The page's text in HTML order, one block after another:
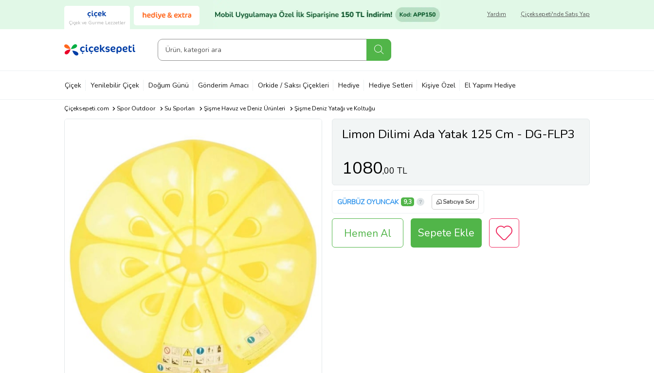
Çiçek ve Gurme Lezzetler
Çiçeksepeti'nde Satış Yap
Yardım
Çiçek Yenilebilir Çiçek Doğum Günü Gönderim Amacı Orkide / Saksı Çiçekleri Hediye Hediye Setleri Kişiye Özel El Yapımı Hediye
Çiçeksepeti.com Spor Outdoor Su Sporları Şişme Havuz ve Deniz Ürünleri Şişme Deniz Yatağı ve Koltuğu
Limon Dilimi Ada Yatak 125 Cm - DG-FLP3
1080,00 TL
GÜRBÜZ OYUNCAK 9,3 Satıcıya Sor
Hemen Al Sepete Ekle